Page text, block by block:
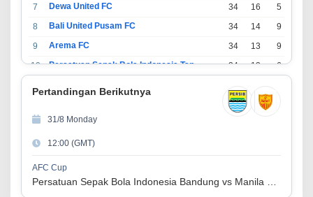
7
Dewa United FC 34 16 5
8
Bali United Pusam FC 34 14 9
9
Arema FC 34 13 9
10
Persatuan Sepak Bola Indonesia Tangerang 34 13 6
34 11
13
14
Madura United FC
15
Persatuan Sepakbola Makassar
16
Persis Solo 34 8 10
Pertandingan Berikutnya
31/8 Monday
12:00 (GMT)
AFC Cup